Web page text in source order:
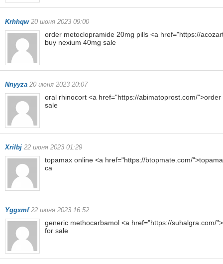
Krhhqw20 июня 2023 09:00
order metoclopramide 20mg pills <a href="https://
buy nexium 40mg sale
Nnyyza 20 июня 2023 20:07
oral rhinocort <a href="https://abimatoprost.com/
sale
Xrilbj 22 июня 2023 01:29
topamax online <a href="https://btopmate.com/
ca
Yggxmf22 июня 2023 16:52
generic methocarbamol <a href="https://suhalgra.com/
for sale